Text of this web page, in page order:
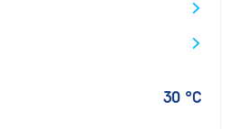
30 °C